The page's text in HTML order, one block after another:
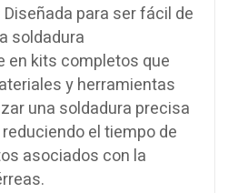
Diseñada para ser fácil de
soldadura
en kits completos que
y herramientas
una soldadura precisa
el tiempo de
asociados con la